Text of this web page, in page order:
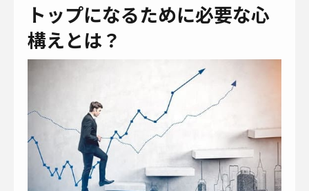
トップになるために必要な心
構えとは？